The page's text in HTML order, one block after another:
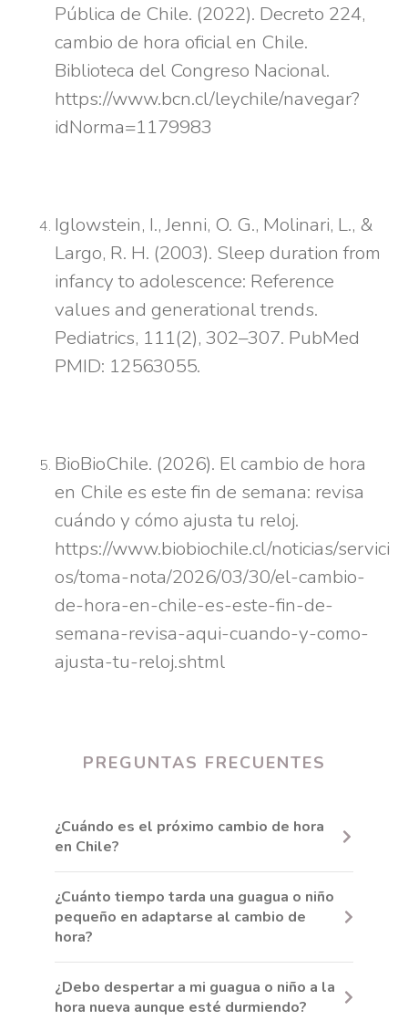
Pública de Chile. (2022). Decreto 224,
cambio de hora oficial en Chile.
Biblioteca del Congreso Nacional.
https://www.bcn.cl/leychile/navegar?
idNorma=1179983
Iglowstein, I., Jenni, O. G., Molinari, L., &
Largo, R. H. (2003). Sleep duration from
infancy to adolescence: Reference
values and generational trends.
Pediatrics, 111(2), 302–307. PubMed
PMID: 12563055.
BioBioChile. (2026). El cambio de hora
en Chile es este fin de semana: revisa
cuándo y cómo ajusta tu reloj.
https://www.biobiochile.cl/noticias/servici
os/toma-nota/2026/03/30/el-cambio-
de-hora-en-chile-es-este-fin-de-
semana-revisa-aqui-cuando-y-como-
ajusta-tu-reloj.shtml
PREGUNTAS FRECUENTES
¿Cuándo es el próximo cambio de hora
en Chile?
la medianoche del sábado 4 de abril. Los
relojes se atrasan 60 minutos. Aplica a todo
Chile excepto las regiones de Aysén y
Magallanes y la Antártica Chilena.
¿Cuánto tiempo tarda una guagua o niño
pequeño en adaptarse al cambio de
hora?
La mayoría se adapta entre 3 y 14
días . El tiempo varía según la edad,
¿Debo despertar a mi guagua o niño a la
hora nueva aunque esté durmiendo?